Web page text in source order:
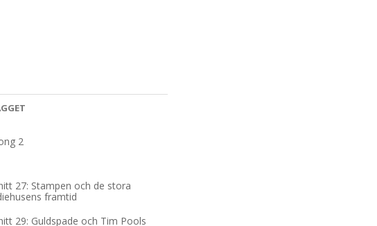
2
27: Stampen och de stora
framtid
29: Guldspade och Tim Pools